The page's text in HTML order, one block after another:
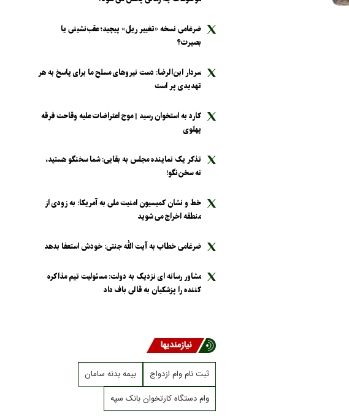
ضرغامی نسخه «تغییر ریل» پیچید؛ عقب‌نشینی یا
بصیرت؟
سردار ابن‌الرضا: دست نیرو‌های مسلح ما برای پاسخ به هر
تهدیدی پر است
کارد به استخوان رسید | موج اعتراضات علیه وقاحت فرقه
پهلوی
تذکر یک نماینده مجلس به بقایی: شما سخنگو هستید،
نه سخن‌نگو!
خط و نشان کمیسیون امنیت ملی به آمریکا: به زودی از
منطقه اخراج می شوید
ضرغامی خطاب به آیت الله جنتی: خودش استعفا بدهد
مشاور رسانه ای نزدیک به دولت: مسئولیت تیم مذاکره
کننده را پزشکیان به قالی باف داد
نیازمندیها
ثبت نام وام ازدواج
بیمه بدنه سامان
وام دستگاه کارتخوان بانک سپه